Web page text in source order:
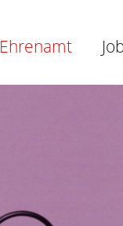
Ehrenamt